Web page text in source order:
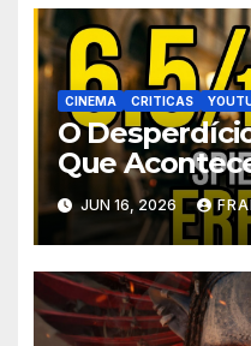
CINEMA CRITICAS
O
Que
JUN 16, 2026